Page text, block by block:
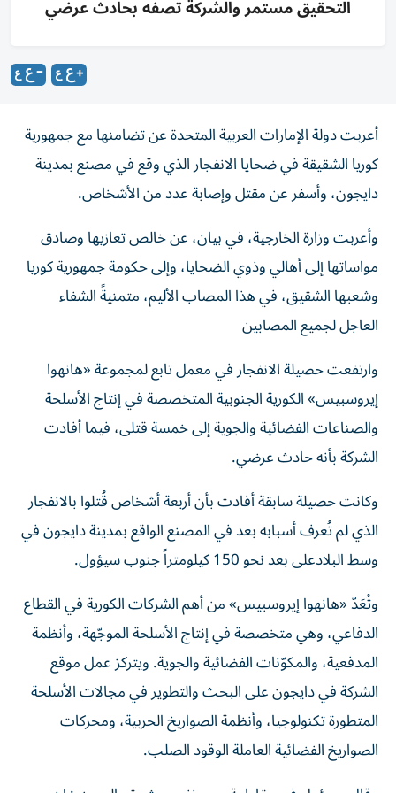
التحقيق مستمر والشركة تصفه بحادث عرضي
أعربت دولة الإمارات العربية المتحدة عن تضامنها مع جمهورية
كوريا الشقيقة في ضحايا الانفجار الذي وقع في مصنع بمدينة
دايجون، وأسفر عن مقتل وإصابة عدد من الأشخاص.
وأعربت وزارة الخارجية، في بيان، عن خالص تعازيها وصادق
مواساتها إلى أهالي وذوي الضحايا، وإلى حكومة جمهورية كوريا
وشعبها الشقيق، في هذا المصاب الأليم، متمنيةً الشفاء
العاجل لجميع المصابين
وارتفعت حصيلة الانفجار في معمل تابع لمجموعة «هانهوا
إيروسبيس» الكورية الجنوبية المتخصصة في إنتاج الأسلحة
والصناعات الفضائية والجوية إلى خمسة قتلى، فيما أفادت
الشركة بأنه حادث عرضي.
وكانت حصيلة سابقة أفادت بأن أربعة أشخاص قُتلوا بالانفجار
الذي لم تُعرف أسبابه بعد في المصنع الواقع بمدينة دايجون في
وسط البلادعلى بعد نحو 150 كيلومتراً جنوب سيؤول.
وتُعَدّ «هانهوا إيروسبيس» من أهم الشركات الكورية في القطاع
الدفاعي، وهي متخصصة في إنتاج الأسلحة الموجّهة، وأنظمة
المدفعية، والمكوّنات الفضائية والجوية. ويتركز عمل موقع
الشركة في دايجون على البحث والتطوير في مجالات الأسلحة
المتطورة تكنولوجيا، وأنظمة الصواريخ الحربية، ومحركات
الصواريخ الفضائية العاملة الوقود الصلب.